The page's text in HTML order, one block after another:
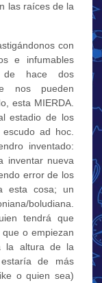
las raíces de la
con
e infumables
de hace dos
nos pueden
esta MIERDA.
estadio de los
ad hoc.
inventado:
inventar nueva
error de los
esta cosa; un
boludiana.
tendrá que
o empiezan
la altura de la
de más
o quien sea)